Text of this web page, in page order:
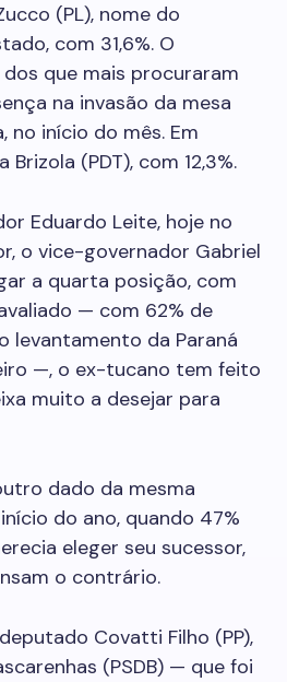
(PL), nome do
com 31,6%. O
que mais procuraram
na invasão da mesa
no início do mês. Em
Brizola (PDT), com 12,3%.
Eduardo Leite, hoje no
o vice-governador Gabriel
a quarta posição, com
— com 62% de
levantamento da Paraná
—, o ex-tucano tem feito
muito a desejar para
dado da mesma
do ano, quando 47%
eleger seu sucessor,
o contrário.
Covatti Filho (PP),
(PSDB) — que foi